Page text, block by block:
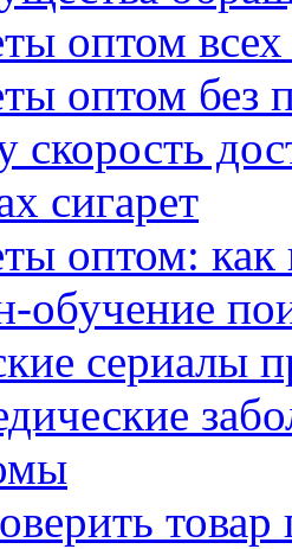
оптом
оптом без
скорость
сигарет
оптом:
обучение
сериалы
товар